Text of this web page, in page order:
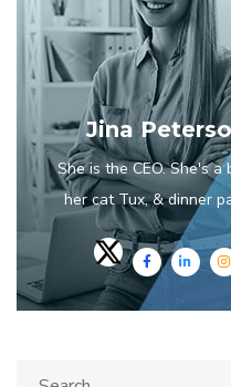
Jina
She is the CEO. She's a
her cat Tux, & dinner